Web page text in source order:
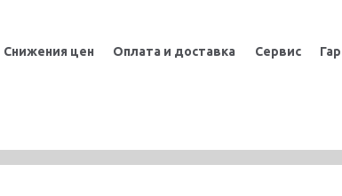
Cнижения цен Оплата и доставка Сервис